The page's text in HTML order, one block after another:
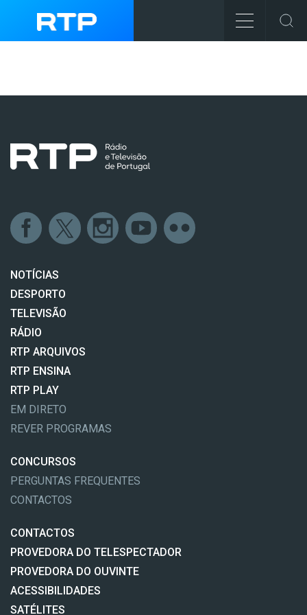
NOTÍCIAS
DESPORTO
TELEVISÃO
RÁDIO
RTP ARQUIVOS
RTP ENSINA
RTP PLAY
EM DIRETO
REVER PROGRAMAS
CONCURSOS
PERGUNTAS FREQUENTES
CONTACTOS
CONTACTOS
PROVEDORA DO TELESPECTADOR
PROVEDORA DO OUVINTE
ACESSIBILIDADES
SATÉLITES